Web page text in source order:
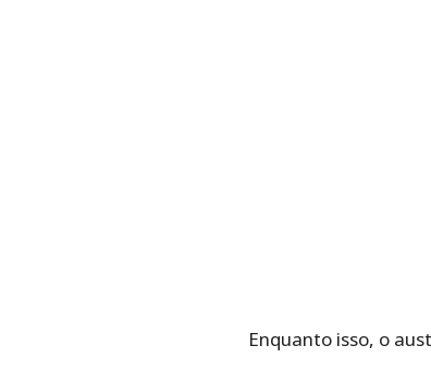
Enquanto isso, o